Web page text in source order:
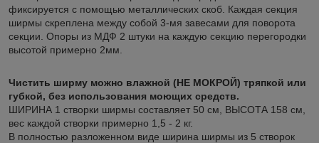
фиксируется с помощью металлических скоб. Каждая секция
ширмы скреплена между собой 3-мя завесами для поворота
секции. Опоры из МДФ 2 штуки на каждую секцию перегородки
высотой примерно 2мм.
Чистить ширму можно влажной (НЕ МОКРОЙ) тряпкой или
губкой, без использования моющих средств.
ШИРИНА 1 створки ширмы составляет 50 см, ВЫСОТА 158 см,
вес каждой створки примерно 1,5 - 2 кг.
В полностью разложенном виде ширина ширмы из 5 створок